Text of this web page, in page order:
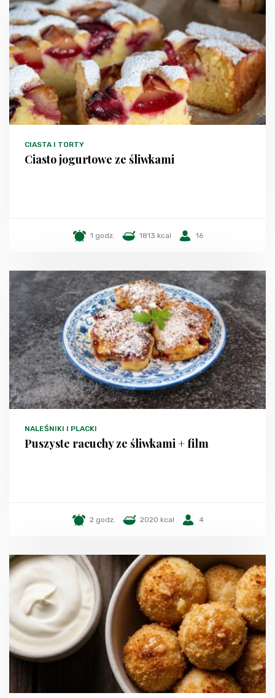
CIASTA I TORTY
Ciasto jogurtowe ze śliwkami
1 godz. 1813 kcal 16
NALEŚNIKI I PLACKI
Puszyste racuchy ze śliwkami + film
2 godz. 2020 kcal 4